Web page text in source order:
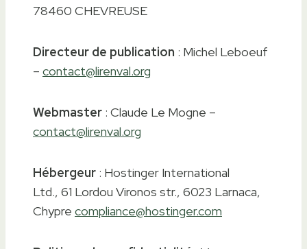
78460 CHEVREUSE
Directeur de publication : Michel Leboeuf
– contact@lirenval.org
Webmaster : Claude Le Mogne –
contact@lirenval.org
Hébergeur : Hostinger International
Ltd., 61 Lordou Vironos str., 6023 Larnaca,
Chypre compliance@hostinger.com